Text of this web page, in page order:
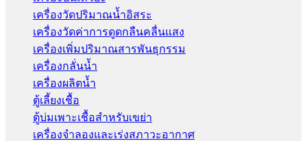
เครื่องวัดปริมาณน้ำอิสระ
เครื่องวัดค่าการดูดกลืนคลื่นแสง
เครื่องเพิ่มปริมาณสารพันธุกรรม
เครื่องกลั่นน้ำ
เครื่องผลิตน้ำ
ตู้เลี้ยงเชื้อ
ตู้บ่มเพาะเชื้อสำหรับเขย่า
เครื่องจำลองและเร่งสภาวะอากาศ